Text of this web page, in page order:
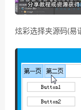
炫彩选择夹源码(易